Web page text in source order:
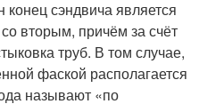
сэндвича является
вторым, причём за счёт
труб. В том случае,
фаской располагается
называют «по